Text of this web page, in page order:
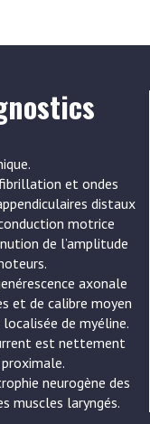
et ondes
distaux
motrice
de l’amplitude
axonale
et de calibre moyen
de myéline.
est nettement
neurogène des
muscles laryngés.